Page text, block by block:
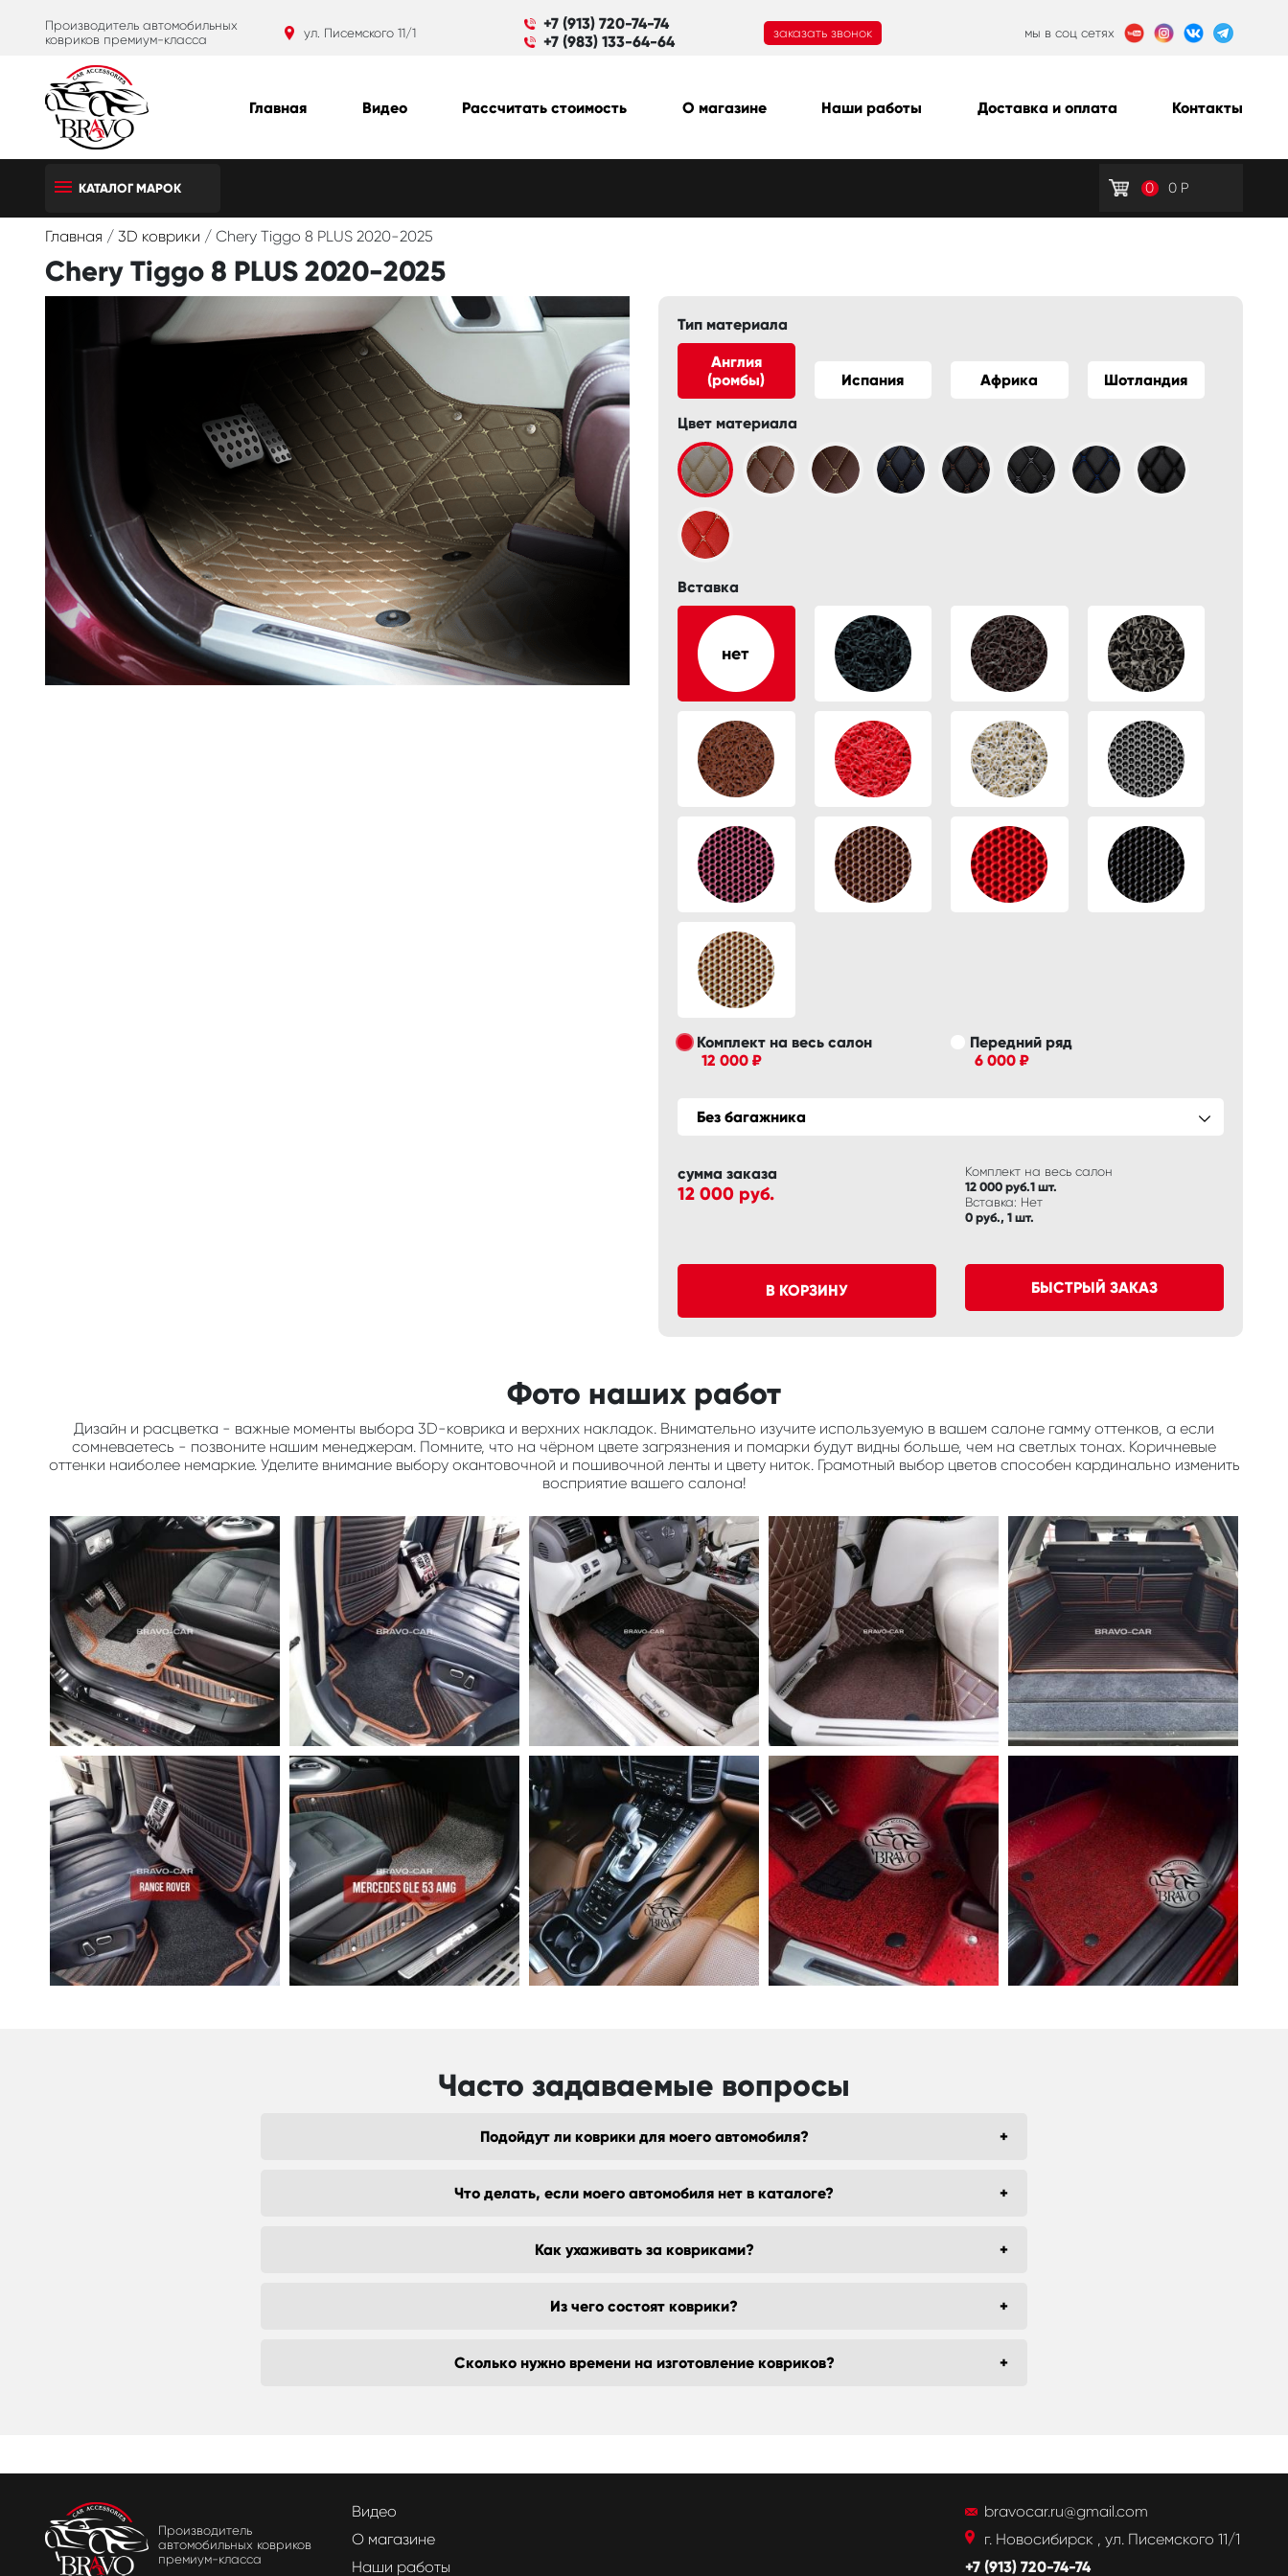
Производитель автомобильных
ковриков премиум-класса
ул. Писемского 11/1
+7 (913) 720-74-74
+7 (983) 133-64-64
заказать звонок мы в соц сетях
Главная Видео Рассчитать стоимость О магазине Наши работы Доставка и оплата Контакты
КАТАЛОГ МАРОК 0 0 Р
Главная / 3D коврики / Chery Tiggo 8 PLUS 2020-2025
Chery Tiggo 8 PLUS 2020-2025
Тип материала
Англия
(ромбы)
Испания Африка Шотландия
Цвет материала
Вставка
Комплект на весь салон
12 000 ₽
Передний ряд
6 000 ₽
Без багажника
сумма заказа
12 000 руб.
Комплект на весь салон
12 000 руб.1 шт.
Вставка: Нет
0 руб., 1 шт.
В КОРЗИНУ БЫСТРЫЙ ЗАКАЗ
Фото наших работ
Дизайн и расцветка - важные моменты выбора 3D-коврика и верхних накладок. Внимательно изучите используемую в вашем салоне гамму оттенков, а если
сомневаетесь - позвоните нашим менеджерам. Помните, что на чёрном цвете загрязнения и помарки будут видны больше, чем на светлых тонах. Коричневые
оттенки наиболее немаркие. Уделите внимание выбору окантовочной и пошивочной ленты и цвету ниток. Грамотный выбор цветов способен кардинально изменить
восприятие вашего салона!
Часто задаваемые вопросы
Подойдут ли коврики для моего автомобиля?
Что делать, если моего автомобиля нет в каталоге?
Как ухаживать за ковриками?
Из чего состоят коврики?
Сколько нужно времени на изготовление ковриков?
Производитель
автомобильных ковриков
премиум-класса
Видео
О магазине
Наши работы
bravocar.ru@gmail.com
г. Новосибирск , ул. Писемского 11/1
+7 (913) 720-74-74